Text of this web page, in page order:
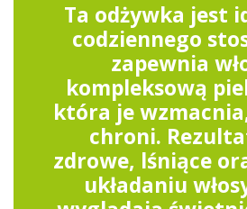
Ta odżywka jest
codziennego
zapewnia
kompleksową
która je
chroni.
zdrowe, lśniące
układaniu